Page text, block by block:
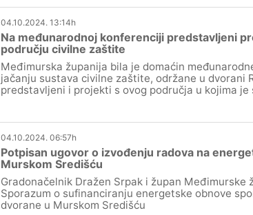
04.10.2024. 13:14h
Na međunarodnoj konferenciji predstavljeni
području civilne zaštite
Međimurska županija bila je domaćin
jačanju sustava civilne zaštite, održane u dvorani
predstavljeni i projekti s ovog područja u kojima je
04.10.2024. 06:57h
Potpisan ugovor o izvođenju radova na
Murskom Središću
Gradonačelnik Dražen Srpak i župan
Sporazum o sufinanciranju energetske obnove
dvorane u Murskom Središću